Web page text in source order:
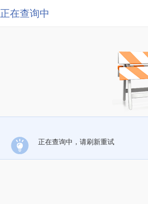
正在查询中
正在查询中，请刷新重试